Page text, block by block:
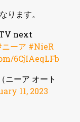
ります。
next
ーア #NieR
6CjIAeqLFb
ーア オート
11, 2023